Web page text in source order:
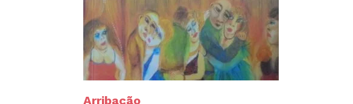
Arribação